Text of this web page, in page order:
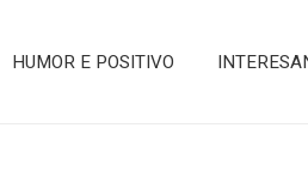
HUMOR E POSITIVO